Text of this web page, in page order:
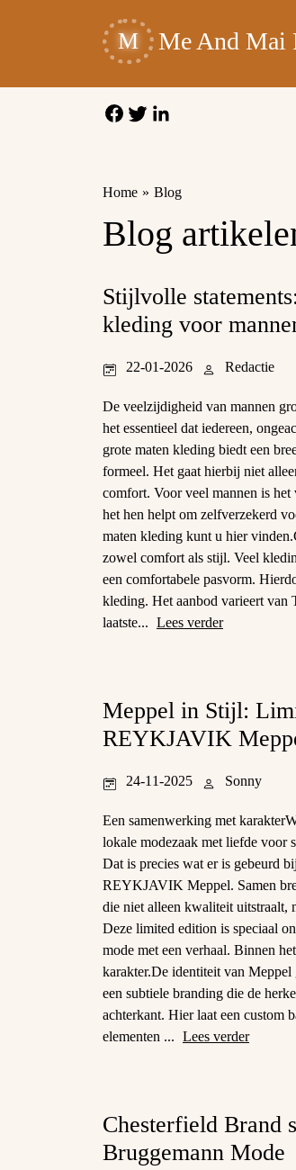
M Me And Mai
Home » Blog
Blog
Stijlvolle
kleding voor
22-01-2026 Redactie
De veelzijdigheid van mannen
het essentieel dat iedereen,
grote maten kleding biedt een
formeel. Het gaat hierbij niet
comfort. Voor veel mannen is
het hen helpt om zelfverzekerd
maten kleding kunt u hier
zowel comfort als stijl. Veel
een comfortabele pasvorm.
kleding. Het aanbod varieert van
laatste... Lees verder
Meppel in Stijl:
REYKJAVIK
24-11-2025 Sonny
Een samenwerking met
lokale modezaak met liefde voor
Dat is precies wat er is gebeurd
REYKJAVIK Meppel. Samen
die niet alleen kwaliteit uitstraalt,
Deze limited edition is speciaal
mode met een verhaal. Binnen
karakter.De identiteit van
een subtiele branding die de
achterkant. Hier laat een custom
elementen ... Lees verder
Chesterfield Brand
Bruggemann Mode